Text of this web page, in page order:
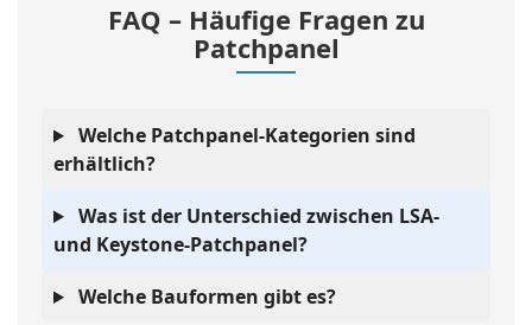
FAQ – Häufige Fragen zu
Patchpanel
Welche Patchpanel-Kategorien sind
erhältlich?
Was ist der Unterschied zwischen LSA-
und Keystone-Patchpanel?
Welche Bauformen gibt es?